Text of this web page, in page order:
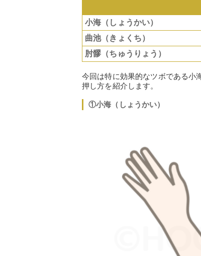
小海（しょうかい）
曲池（きょくち）
肘髎（ちゅうりょう）
今回は特に効果的なツボである小
押し方を紹介します。
①小海（しょうかい）